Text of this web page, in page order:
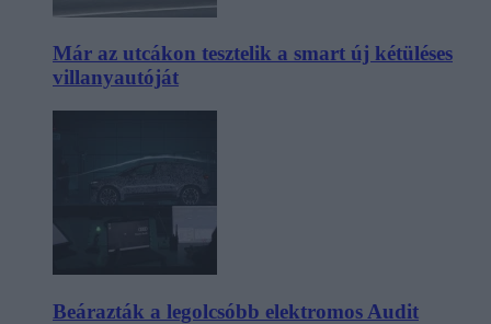
Már az utcákon tesztelik a smart új kétüléses
villanyautóját
Beárazták a legolcsóbb elektromos Audit